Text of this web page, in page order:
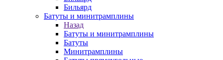
Бильяpд
Батуты и минитрамплины
Назад
Батуты и минитрамплины
Батуты
Минитрамплины